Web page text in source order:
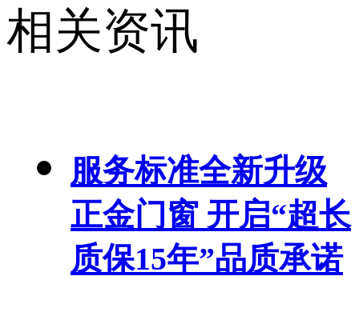
相关资讯
服务标准全新升级
正金门窗 开启“超长
质保15年”品质承诺